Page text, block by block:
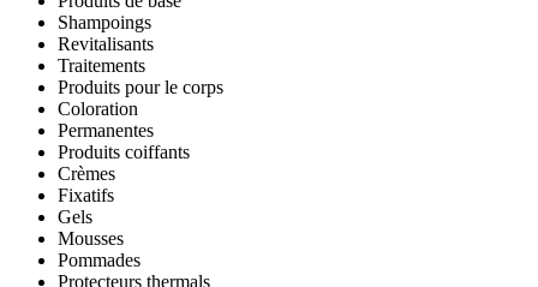
Shampoings
Revitalisants
Traitements
Produits pour le corps
Coloration
Permanentes
Produits coiffants
Crèmes
Fixatifs
Gels
Mousses
Pommades
Protecteurs thermals